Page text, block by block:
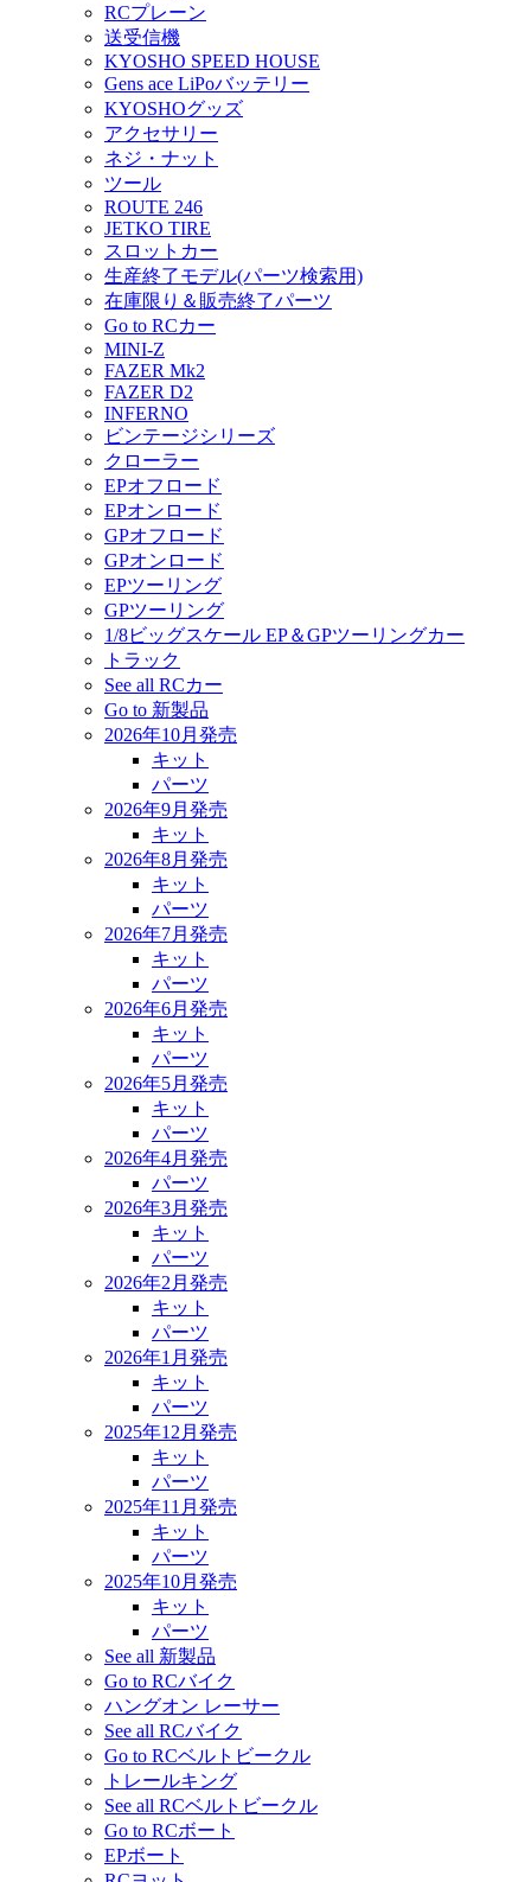
RCプレーン
送受信機
KYOSHO SPEED HOUSE
Gens ace LiPoバッテリー
KYOSHOグッズ
アクセサリー
ネジ・ナット
ツール
ROUTE 246
JETKO TIRE
スロットカー
生産終了モデル(パーツ検索用)
在庫限り＆販売終了パーツ
Go to RCカー
MINI-Z
FAZER Mk2
FAZER D2
INFERNO
ビンテージシリーズ
クローラー
EPオフロード
EPオンロード
GPオフロード
GPオンロード
EPツーリング
GPツーリング
1/8ビッグスケール EP＆GPツーリングカー
トラック
See all RCカー
Go to 新製品
2026年10月発売
キット
パーツ
2026年9月発売
キット
2026年8月発売
キット
パーツ
2026年7月発売
キット
パーツ
2026年6月発売
キット
パーツ
2026年5月発売
キット
パーツ
2026年4月発売
パーツ
2026年3月発売
キット
パーツ
2026年2月発売
キット
パーツ
2026年1月発売
キット
パーツ
2025年12月発売
キット
パーツ
2025年11月発売
キット
パーツ
2025年10月発売
キット
パーツ
See all 新製品
Go to RCバイク
ハングオン レーサー
See all RCバイク
Go to RCベルトビークル
トレールキング
See all RCベルトビークル
Go to RCボート
EPボート